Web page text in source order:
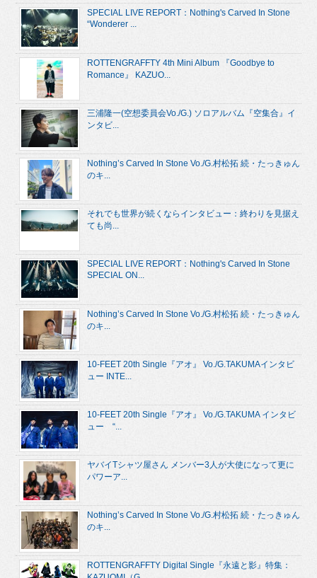
SPECIAL LIVE REPORT：Nothing's Carved In Stone
“Wonderer ...
ROTTENGRAFFTY 4th Mini Album 『Goodbye to
Romance』 KAZUO...
三浦隆一(空想委員会Vo./G.) ソロアルバム『空集合』イ
ンタビ...
Nothing’s Carved In Stone Vo./G.村松拓 続・たっきゅん
のキ...
それでも世界が続くならインタビュー：終わりを見据え
ても尚...
SPECIAL LIVE REPORT：Nothing's Carved In Stone
SPECIAL ON...
Nothing’s Carved In Stone Vo./G.村松拓 続・たっきゅん
のキ...
10-FEET 20th Single『アオ』 Vo./G.TAKUMAインタビ
ュー INTE...
10-FEET 20th Single『アオ』 Vo./G.TAKUMA インタビ
ュー “...
ヤバイTシャツ屋さん メンバー3人が大使になって更に
パワーア...
Nothing’s Carved In Stone Vo./G.村松拓 続・たっきゅん
のキ...
ROTTENGRAFFTY Digital Single『永遠と影』特集：